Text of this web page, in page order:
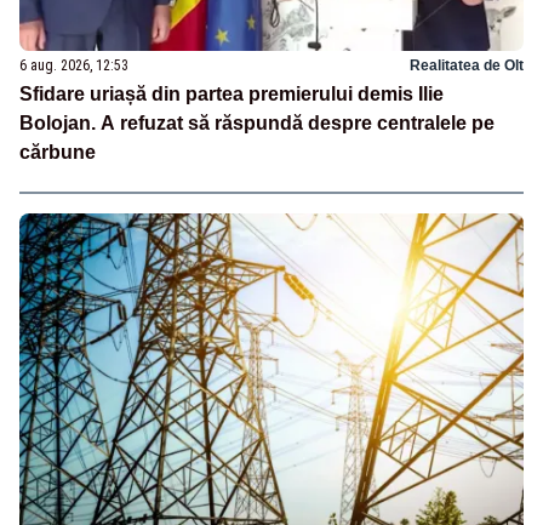
6 aug. 2026, 12:53 Realitatea de Olt
Sfidare uriașă din partea premierului demis Ilie
Bolojan. A refuzat să răspundă despre centralele pe
cărbune